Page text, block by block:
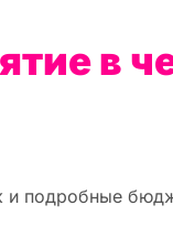
в
и подробные